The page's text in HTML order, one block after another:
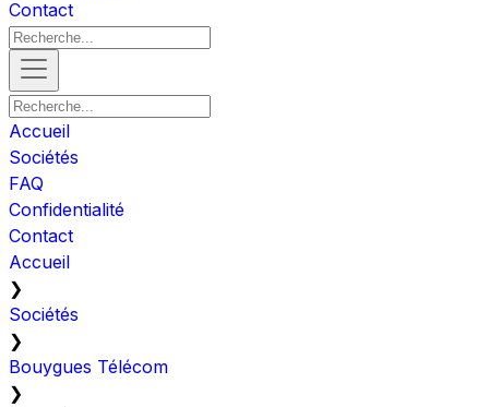
Contact
Accueil
Sociétés
FAQ
Confidentialité
Contact
Accueil
❯
Sociétés
❯
Bouygues Télécom
❯